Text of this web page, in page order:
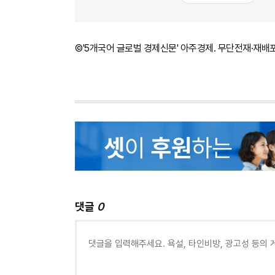
©'5개국어 글로벌 경제신문' 아주경제. 무단전재·재배
댓글 0